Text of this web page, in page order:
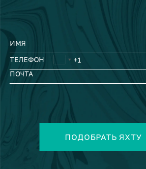
ИМЯ
ТЕЛЕФОН
ПОЧТА
ПОДОБРАТЬ ЯХТУ